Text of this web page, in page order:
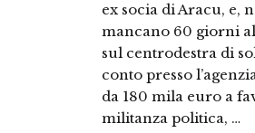
ex socia di Aracu, e,
mancano 60 giorni
sul centrodestra di
conto presso
da 180 mila euro a
militanza politica, …